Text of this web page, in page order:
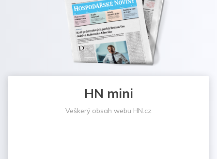
HN mini
Veškerý obsah webu HN.cz